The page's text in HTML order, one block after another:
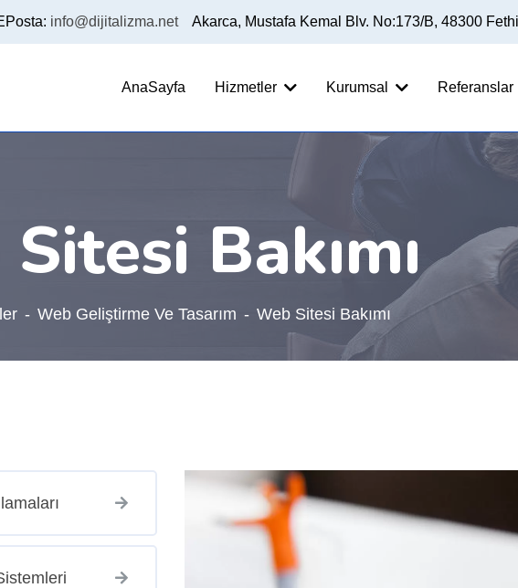
info@dijitalizma.net Akarca, Mustafa Kemal Blv. No:173/B, 48300
AnaSayfa Hizmetler Kurumsal Referanslar
Bakımı
Web Geliştirme Ve Tasarım Web Sitesi Bakımı